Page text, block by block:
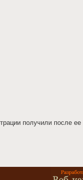
получили после ее